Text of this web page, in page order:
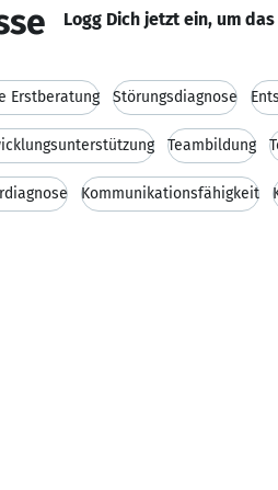
Logg Dich jetzt ein, um
Erstberatung Störungsdiagnose
Teambildung
Kommunikationsfähigkeit